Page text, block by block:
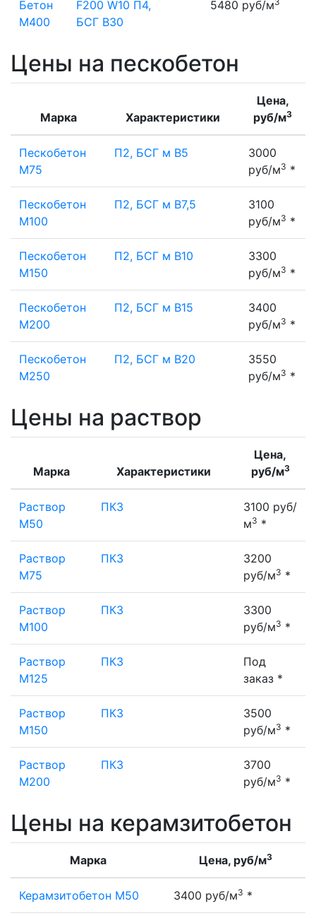
Бетон
М400
F200 W10 П4,
БСГ В30
5480 руб/м
Цены на пескобетон
Марка Характеристики
Цена,
руб/м3
Пескобетон
М75
П2, БСГ м В5
3000
руб/м3 *
Пескобетон
М100
П2, БСГ м В7,5
3100
руб/м3 *
Пескобетон
М150
П2, БСГ м В10
3300
руб/м3 *
Пескобетон
М200
П2, БСГ м В15
3400
руб/м3 *
Пескобетон
М250
П2, БСГ м В20
3550
руб/м3 *
Цены на раствор
Марка Характеристики
Цена,
руб/м3
Раствор
М50
ПК3
3100 руб/
м3 *
Раствор
М75
ПК3
3200
руб/м3 *
Раствор
М100
ПК3
3300
руб/м3 *
Раствор
М125
ПК3
Под
заказ *
Раствор
М150
ПК3
3500
руб/м3 *
Раствор
М200
ПК3
3700
руб/м3 *
Цены на керамзитобетон
Марка Цена, руб/м3
Керамзитобетон М50 3400 руб/м3 *